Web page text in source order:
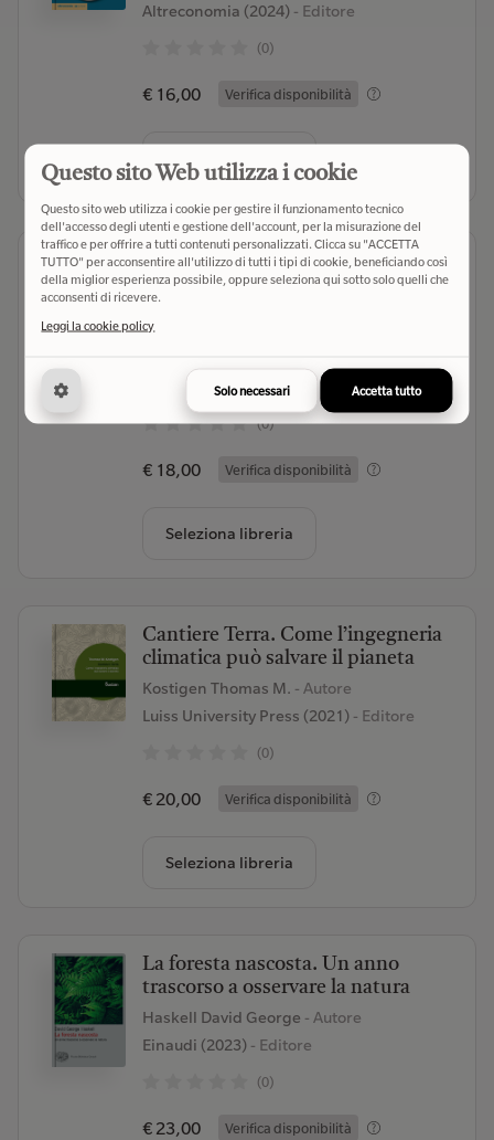
Altreconomia (2024)- Editore
(0)
€ 16,00 Verifica disponibilità
Seleziona libreria
Se pianto un albero posso
mangiare una bistecca? Guida
scientifica per un ambientalismo
consapevole
Mondadori (2023)- Editore
(0)
€ 18,00 Verifica disponibilità
Seleziona libreria
Cantiere Terra. Come l’ingegneria
climatica può salvare il pianeta
Kostigen Thomas M. - Autore
Luiss University Press (2021)- Editore
(0)
€ 20,00 Verifica disponibilità
Seleziona libreria
La foresta nascosta. Un anno
trascorso a osservare la natura
Haskell David George - Autore
Einaudi (2023)- Editore
(0)
€ 23,00 Verifica disponibilità
Questo sito Web utilizza i cookie
Questo sito web utilizza i cookie per gestire il funzionamento tecnico
dell'accesso degli utenti e gestione dell'account, per la misurazione del
traffico e per offrire a tutti contenuti personalizzati. Clicca su "ACCETTA
TUTTO" per acconsentire all'utilizzo di tutti i tipi di cookie, beneficiando così
della miglior esperienza possibile, oppure seleziona qui sotto solo quelli che
acconsenti di ricevere.
Leggi la cookie policy
Solo necessari Accetta tutto